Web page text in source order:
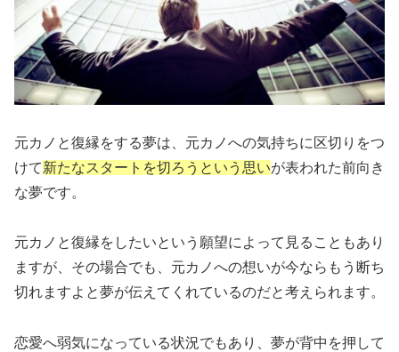
元カノと復縁をする夢は、元カノへの気持ちに区切りをつ
けて新たなスタートを切ろうという思いが表われた前向き
な夢です。
元カノと復縁をしたいという願望によって見ることもあり
ますが、その場合でも、元カノへの想いが今ならもう断ち
切れますよと夢が伝えてくれているのだと考えられます。
恋愛へ弱気になっている状況でもあり、夢が背中を押して